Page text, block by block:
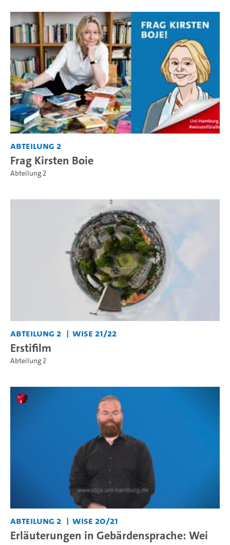
Abteilung 2
Frag Kirsten Boie
Abteilung 2
Abteilung 2 WiSe 21/22
Erstifilm
Abteilung 2
Abteilung 2 WiSe 20/21
Erläuterungen in Gebärdensprache: Wei